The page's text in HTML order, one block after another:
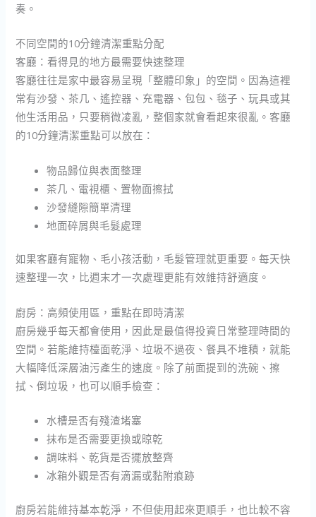
奏。
不同空間的10分鐘清潔重點分配
客廳：看得見的地方最需要快速整理
客廳往往是家中最容易呈現「整體印象」的空間。因為這裡
常有沙發、茶几、遙控器、充電器、包包、毯子、玩具或其
他生活用品，只要稍微凌亂，整個家就會看起來很亂。客廳
的10分鐘清潔重點可以放在：
物品歸位與表面整理
茶几、電視櫃、置物面擦拭
沙發縫隙簡單清理
地面碎屑與毛髮處理
如果客廳有寵物、毛小孩活動，毛髮管理就更重要。每天快
速整理一次，比週末才一次處理更能有效維持舒適度。
廚房：高頻使用區，重點在即時清潔
廚房幾乎每天都會使用，因此是最值得投資日常整理時間的
空間。若能維持檯面乾淨、垃圾不過夜、餐具不堆積，就能
大幅降低深層油污產生的速度。除了前面提到的洗碗、擦
拭、倒垃圾，也可以順手檢查：
水槽是否有殘渣堵塞
抹布是否需要更換或晾乾
調味料、乾貨是否擺放整齊
冰箱外觀是否有滴漏或黏附痕跡
廚房若能維持基本乾淨，不但使用起來更順手，也比較不容